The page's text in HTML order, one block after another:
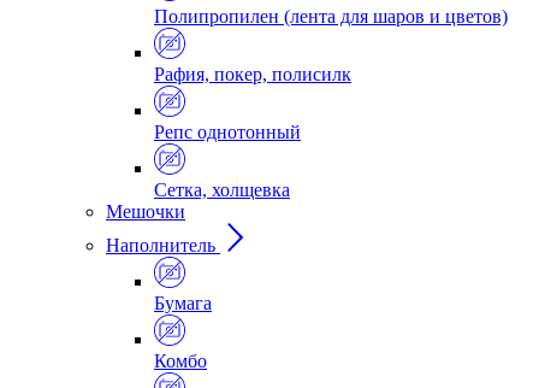
Полипропилен (лента для шаров и цветов)
Рафия, покер, полисилк
Репс однотонный
Сетка, холщевка
Мешочки
Наполнитель
Бумага
Комбо